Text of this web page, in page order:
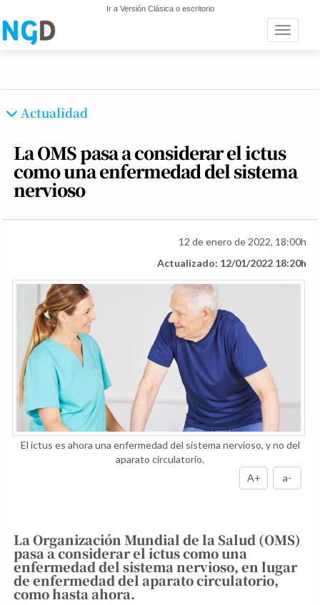
Ir a Versión Clásica o escritorio
Toggle
Actualidad
La OMS pasa a considerar el ictus
como una enfermedad del sistema
nervioso
12 de enero de 2022, 18:00h
Actualizado: 12/01/2022 18:20h
El ictus es ahora una enfermedad del sistema nervioso, y no del
aparato circulatorio.
A+
a-
La Organización Mundial de la Salud (OMS)
pasa a considerar el ictus como una
enfermedad del sistema nervioso, en lugar
de enfermedad del aparato circulatorio,
como hasta ahora.